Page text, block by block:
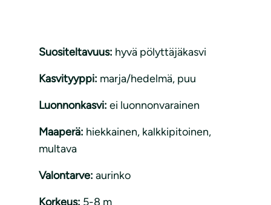
Suositeltavuus: hyvä pölyttäjäkasvi
Kasvityyppi: marja/hedelmä, puu
Luonnonkasvi: ei luonnonvarainen
Maaperä: hiekkainen, kalkkipitoinen
multava
Valontarve: aurinko
Korkeus: 5-8 m